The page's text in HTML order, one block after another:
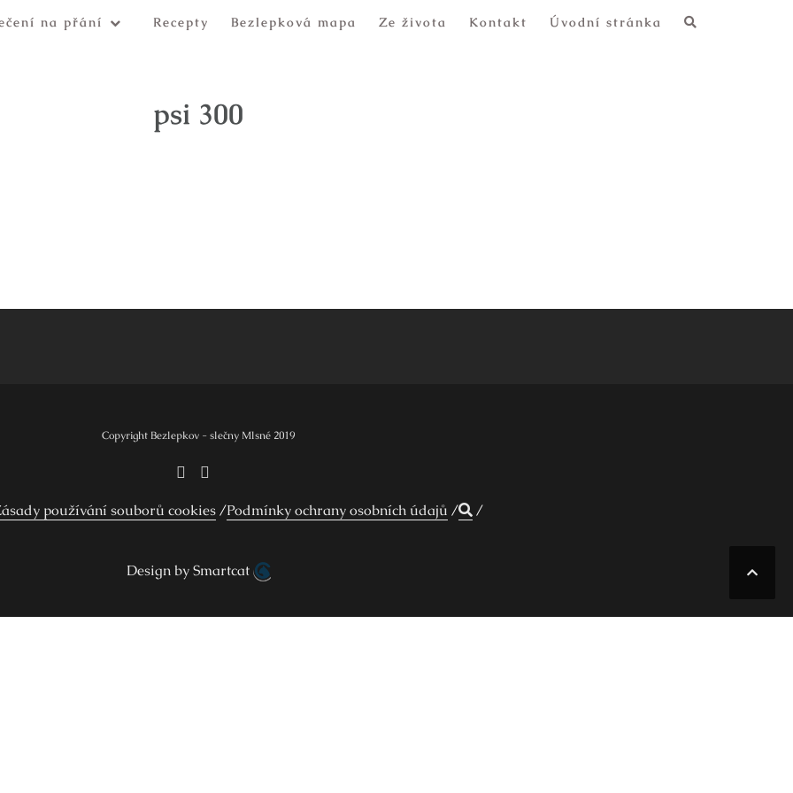
na přání Recepty Bezlepková mapa Ze života Kontakt Úvodní stránka
psi 300
Copyright Bezlepkov - slečny Mlsné 2019
používání souborů cookies Podmínky ochrany osobních údajů
Design by Smartcat